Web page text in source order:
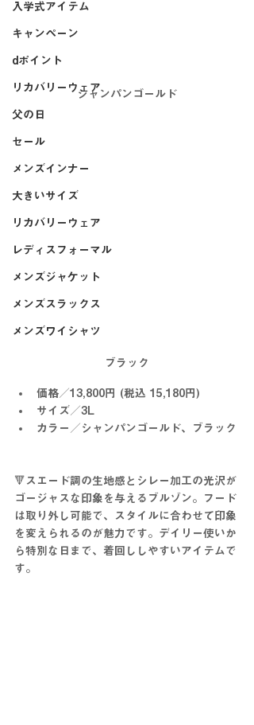
入学式アイテム
キャンペーン
dポイント
リカバリーウェア
父の日
セール
メンズインナー
大きいサイズ
リカバリーウェア
レディスフォーマル
メンズジャケット
メンズスラックス
メンズワイシャツ
シャンパンゴールド
ブラック
価格／13,800円 (税込 15,180円)
サイズ／3L
カラー／シャンパンゴールド、ブラック
🔻スエード調の生地感とシレー加工の光沢が
ゴージャスな印象を与えるブルゾン。フード
は取り外し可能で、スタイルに合わせて印象
を変えられるのが魅力です。デイリー使いか
ら特別な日まで、着回ししやすいアイテムで
す。